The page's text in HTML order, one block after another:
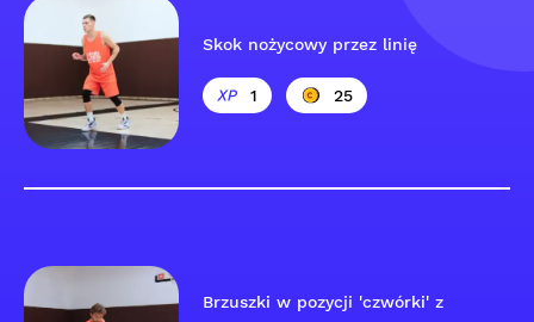
Skok nożycowy przez linię
1 25
Brzuszki w pozycji 'czwórki' z